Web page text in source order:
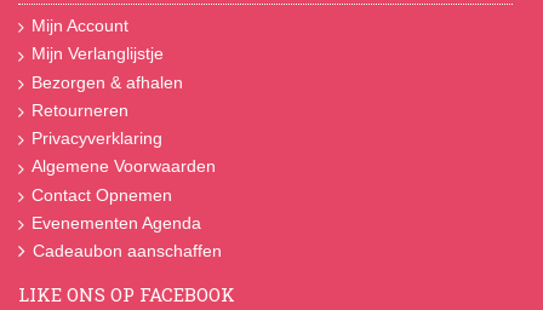
Mijn Account
Mijn Verlanglijstje
Bezorgen & afhalen
Retourneren
Privacyverklaring
Algemene Voorwaarden
Contact Opnemen
Evenementen Agenda
Cadeaubon aanschaffen
LIKE ONS OP FACEBOOK